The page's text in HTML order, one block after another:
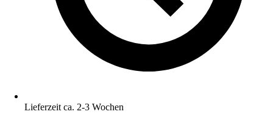
Lieferzeit ca. 2-3 Wochen